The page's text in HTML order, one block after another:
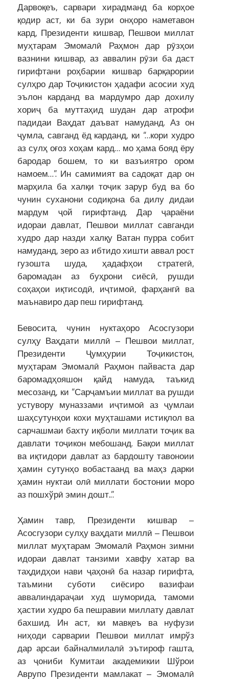
Дарвоқеъ, сарвари хирадманд ба корҳое
қодир аст, ки ба зури онҳоро наметавон
кард, Президенти кишвар, Пешвои миллат
муҳтарам Эмомалӣ Раҳмон дар рӯзҳои
вазнини кишвар, аз аввалин рӯзи ба даст
гирифтани роҳбарии кишвар барқарории
сулҳро дар Тоҷикистон ҳадафи асосии худ
эълон карданд ва мардумро дар дохилу
хориҷ ба муттаҳид шудан дар атрофи
падидаи Ваҳдат даъват намуданд. Аз он
ҷумла, савганд ёд карданд, ки “…кори худро
аз сулҳ оғоз хоҳам кард… мо ҳама бояд ёру
бародар бошем, то ки вазъиятро ором
намоем…”. Ин самимият ва садоқат дар он
марҳила ба халқи тоҷик зарур буд ва бо
чунин суханони содиқона ба дилу дидаи
мардум ҷой гирифтанд. Дар ҷараёни
идораи давлат, Пешвои миллат савганди
худро дар назди халқу Ватан пурра собит
намуданд, зеро аз ибтидо хишти аввал рост
гузошта шуда, ҳадафҳои стратегӣ,
баромадан аз буҳрони сиёсӣ, рушди
соҳаҳои иқтисодӣ, иҷтимоӣ, фарҳангӣ ва
маънавиро дар пеш гирифтанд.
Бевосита, чунин нуктаҳоро Асосгузори
сулҳу Ваҳдати миллӣ – Пешвои миллат,
Президенти Ҷумҳурии Тоҷикистон,
муҳтарам Эмомалӣ Раҳмон пайваста дар
баромадҳояшон қайд намуда, таъкид
месозанд, ки “Сарҷамъии миллат ва рушди
устувору муназзами иҷтимоӣ аз ҷумлаи
шаҳсутунҳои кохи муҳташами истиқлол ва
сарчашмаи бахту иқболи миллати тоҷик ва
давлати тоҷикон мебошанд. Бақои миллат
ва иқтидори давлат аз бардошту тавоноии
ҳамин сутунҳо вобастаанд ва маҳз дарки
ҳамин нуктаи олӣ миллати бостонии моро
аз пошхўрӣ эмин дошт..”.
Ҳамин тавр, Президенти кишвар –
Асосгузори сулҳу ваҳдати миллӣ – Пешвои
миллат муҳтарам Эмомалӣ Раҳмон зимни
идораи давлат танзими хавфу хатар ва
таҳдидҳои нави ҷаҳонӣ ба назар гирифта,
таъмини суботи сиёсиро вазифаи
аввалиндараҷаи худ шуморида, тамоми
ҳастии худро ба пешравии миллату давлат
бахшид. Ин аст, ки мавқеъ ва нуфузи
ниҳоди сарварии Пешвои миллат имрўз
дар арсаи байналмилалӣ эътироф гашта,
аз ҷониби Кумитаи академикии Шўрои
Аврупо Президенти мамлакат – Эмомалӣ